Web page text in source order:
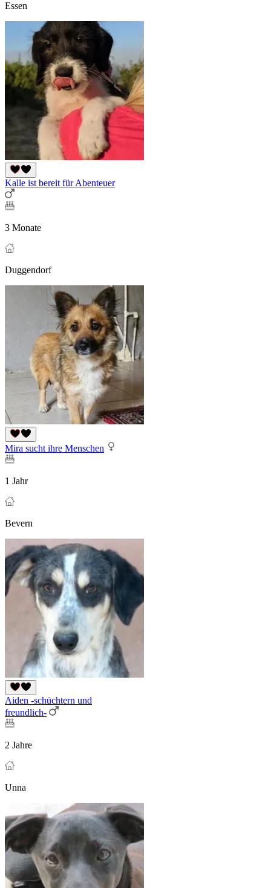
Essen
Kalle ist bereit für Abenteuer
3 Monate
Duggendorf
Mira sucht ihre Menschen
1 Jahr
Bevern
Aiden -schüchtern und
freundlich-
2 Jahre
Unna